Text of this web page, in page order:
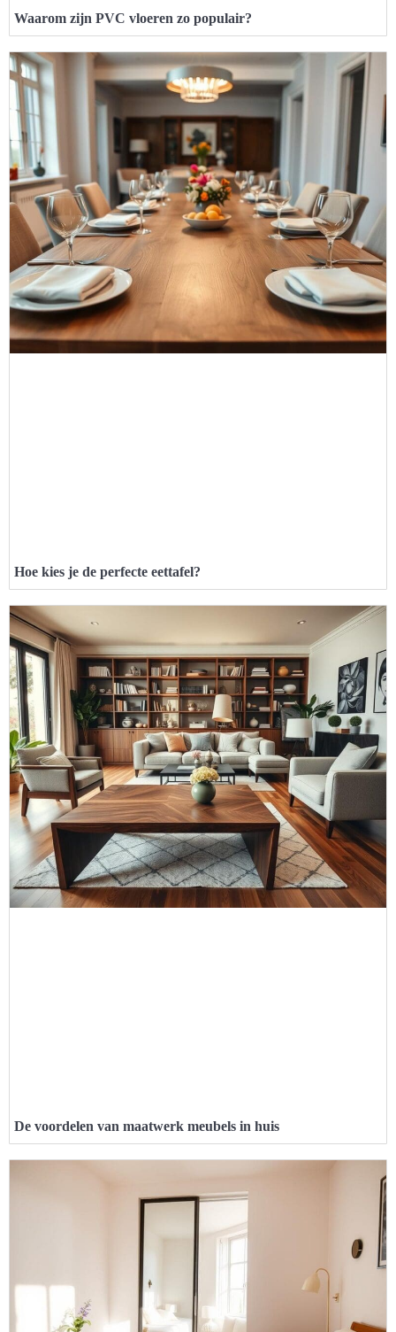
Waarom zijn PVC vloeren zo populair?
Hoe kies je de perfecte eettafel?
De voordelen van maatwerk meubels in huis